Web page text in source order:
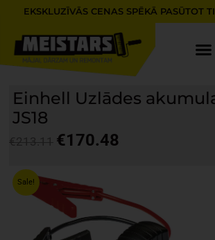
content
EKSKLUZĪVĀS CENAS SPĒKĀ PASŪTOT
Einhell Uzlādes
JS18
was:
€213.11.
€170.48
€170.48.
Sale!